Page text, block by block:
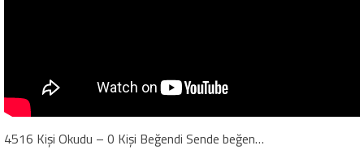
4516 Kişi Okudu – 0 Kişi Beğendi Sende beğen…